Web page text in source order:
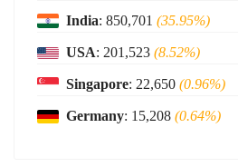
India: 850,701 (35.95%)
USA: 201,523(8.52%)
Singapore: 22,650(0.96%)
Germany: 15,208(0.64%)